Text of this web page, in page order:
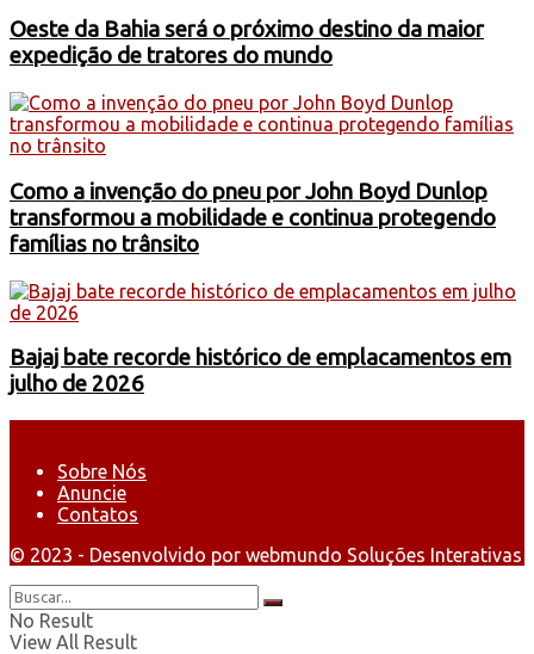
Oeste da Bahia será o próximo destino da maior
expedição de tratores do mundo
Como a invenção do pneu por John Boyd Dunlop
transformou a mobilidade e continua protegendo
famílias no trânsito
Bajaj bate recorde histórico de emplacamentos em
julho de 2026
Sobre Nós
Anuncie
Contatos
© 2023 - Desenvolvido por webmundo Soluções Interativas
No Result
View All Result